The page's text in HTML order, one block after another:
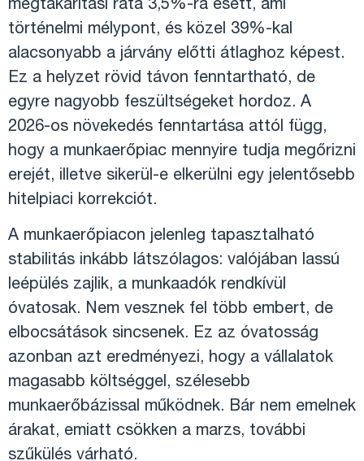
megtakarítási ráta 3,5%-ra esett, ami
történelmi mélypont, és közel 39%-kal
alacsonyabb a járvány előtti átlaghoz képest.
Ez a helyzet rövid távon fenntartható, de
egyre nagyobb feszültségeket hordoz. A
2026-os növekedés fenntartása attól függ,
hogy a munkaerőpiac mennyire tudja megőrizni
erejét, illetve sikerül-e elkerülni egy jelentősebb
hitelpiaci korrekciót.
A munkaerőpiacon jelenleg tapasztalható
stabilitás inkább látszólagos: valójában lassú
leépülés zajlik, a munkaadók rendkívül
óvatosak. Nem vesznek fel több embert, de
elbocsátások sincsenek. Ez az óvatosság
azonban azt eredményezi, hogy a vállalatok
magasabb költséggel, szélesebb
munkaerőbázissal működnek. Bár nem emelnek
árakat, emiatt csökken a marzs, további
szűkülés várható.